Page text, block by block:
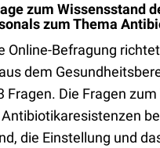
zum Wissensstand
zum Thema
Online-Befragung
dem
Fragen. Die Fragen
die Einstellung und